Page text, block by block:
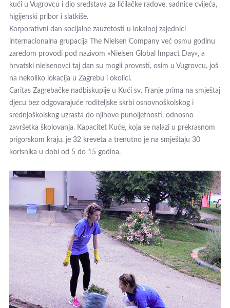
kući u Vugrovcu i dio sredstava za ličilačke radove, sadnice cvijeća,
higijenski pribor i slatkiše.
Korporativni dan socijalne zauzetosti u lokalnoj zajednici
internacionalna grupacija The Nielsen Company već osmu godinu
zaredom provodi pod nazivom »Nielsen Global Impact Day«, a
hrvatski nielsenovci taj dan su mogli provesti, osim u Vugrovcu, još
na nekoliko lokacija u Zagrebu i okolici.
Caritas Zagrebačke nadbiskupije u Kući sv. Franje prima na smještaj
djecu bez odgovarajuće roditeljske skrbi osnovnoškolskog i
srednjoškolskog uzrasta do njihove punoljetnosti, odnosno
završetka školovanja. Kapacitet Kuće, koja se nalazi u prekrasnom
prigorskom kraju, je 32 kreveta a trenutno je na smještaju 30
korisnika u dobi od 5 do 15 godina.